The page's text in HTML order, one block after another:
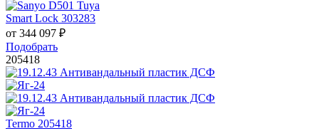
Smart Lock 303283
от 344 097 ₽
Подобрать
205418
Termo 205418